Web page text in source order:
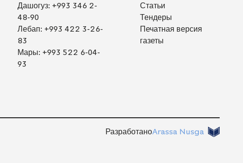
Дашогуз: +993 346 2-
48-90
Лебап: +993 422 3-26-
83
Мары: +993 522 6-04-
93
Статьи
Тендеры
Печатная версия
газеты
РазработаноArassa Nusga